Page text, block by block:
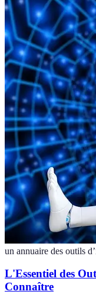
un annuaire des outils
L'Essentiel des
Connaître